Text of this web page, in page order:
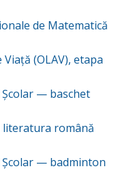
de Matematică
(OLAV), etapa
— baschet
literatura română
— badminton